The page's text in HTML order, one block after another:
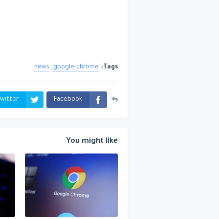
Tags:
google-chrome
news
Facebook
You might like